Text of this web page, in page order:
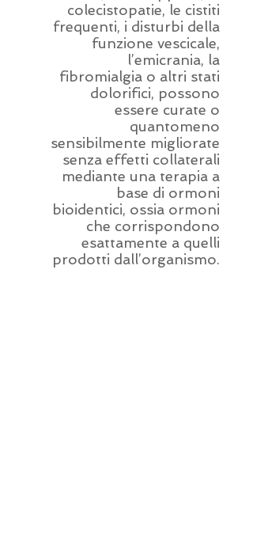
colecistopatie, le cistiti
frequenti, i disturbi della
funzione vescicale,
l’emicrania, la
fibromialgia o altri stati
dolorifici, possono
essere curate o
quantomeno
sensibilmente migliorate
senza effetti collaterali
mediante una terapia a
base di ormoni
bioidentici, ossia ormoni
che corrispondono
esattamente a quelli
prodotti dall’organismo.